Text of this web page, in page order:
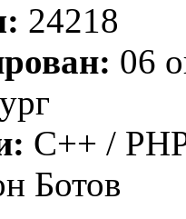
24218
06
C++ /
Ботов